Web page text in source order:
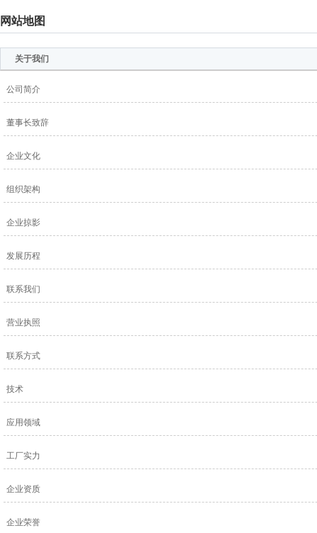
网站地图
关于我们
公司简介
董事长致辞
企业文化
组织架构
企业掠影
发展历程
联系我们
营业执照
联系方式
技术
应用领域
工厂实力
企业资质
企业荣誉